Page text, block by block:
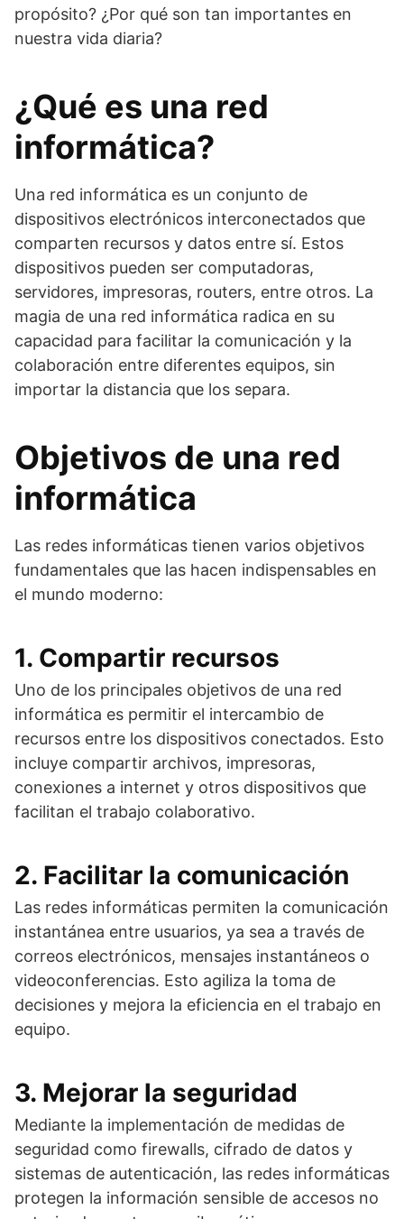
propósito? ¿Por qué son tan importantes en
nuestra vida diaria?
¿Qué es una red
informática?
Una red informática es un conjunto de
dispositivos electrónicos interconectados que
comparten recursos y datos entre sí. Estos
dispositivos pueden ser computadoras,
servidores, impresoras, routers, entre otros. La
magia de una red informática radica en su
capacidad para facilitar la comunicación y la
colaboración entre diferentes equipos, sin
importar la distancia que los separa.
Objetivos de una red
informática
Las redes informáticas tienen varios objetivos
fundamentales que las hacen indispensables en
el mundo moderno:
1. Compartir recursos
Uno de los principales objetivos de una red
informática es permitir el intercambio de
recursos entre los dispositivos conectados. Esto
incluye compartir archivos, impresoras,
conexiones a internet y otros dispositivos que
facilitan el trabajo colaborativo.
2. Facilitar la comunicación
Las redes informáticas permiten la comunicación
instantánea entre usuarios, ya sea a través de
correos electrónicos, mensajes instantáneos o
videoconferencias. Esto agiliza la toma de
decisiones y mejora la eficiencia en el trabajo en
equipo.
3. Mejorar la seguridad
Mediante la implementación de medidas de
seguridad como firewalls, cifrado de datos y
sistemas de autenticación, las redes informáticas
protegen la información sensible de accesos no